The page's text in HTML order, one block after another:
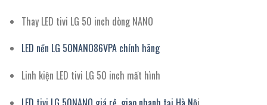
Thay LED tivi LG 50 inch dòng NANO
LED nền LG 50NANO86VPA chính hãng
Linh kiện LED tivi LG 50 inch mất hình